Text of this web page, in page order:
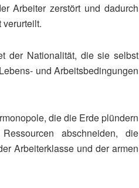
Arbeiter zerstört und dadurch
der Nationalität, die sie selbst
und Arbeitsbedingungen
die die Erde plündern
abschneiden, die
Arbeiterklasse und der armen